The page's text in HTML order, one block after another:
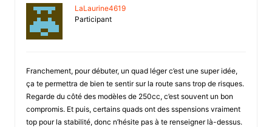
LaLaurine4619
Participant
Franchement, pour débuter, un quad léger c’est une super idée,
ça te permettra de bien te sentir sur la route sans trop de risques.
Regarde du côté des modèles de 250cc, c’est souvent un bon
compromis. Et puis, certains quads ont des sspensions vraiment
top pour la stabilité, donc n’hésite pas à te renseigner là-dessus.